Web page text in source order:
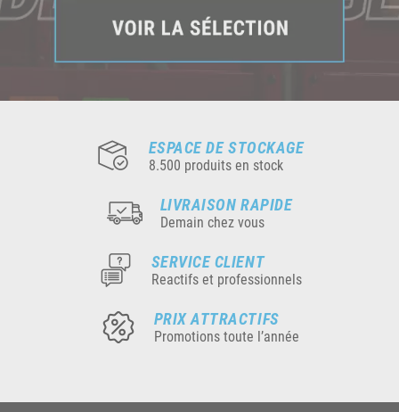
ESPACE DE STOCKAGE
8.500 produits en stock
LIVRAISON RAPIDE
Demain chez vous
SERVICE CLIENT
Reactifs et professionnels
PRIX ATTRACTIFS
Promotions toute l’année